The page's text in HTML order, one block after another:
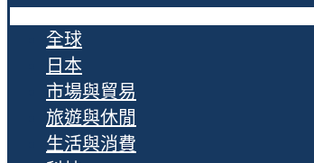
全球
日本
市場與貿易
旅遊與休閒
生活與消費